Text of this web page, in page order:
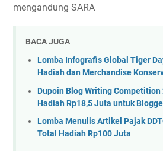
mengandung SARA
BACA JUGA
Lomba Infografis Global Tiger
Hadiah dan Merchandise
Dupoin Blog Writing Competition
Hadiah Rp18,5 Juta untuk
Lomba Menulis Artikel Pajak
Total Hadiah Rp100 Juta